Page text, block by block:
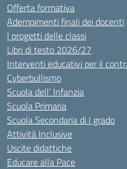
Offerta formativa
Adempimenti finali dei docenti
I progetti delle classi
Libri di testo 2026/27
Interventi educativi per il
Cyberbullismo
Scuola dell’ Infanzia
Scuola Primaria
Scuola Secondaria di I grado
Attività Inclusive
Uscite didattiche
Educare alla Pace